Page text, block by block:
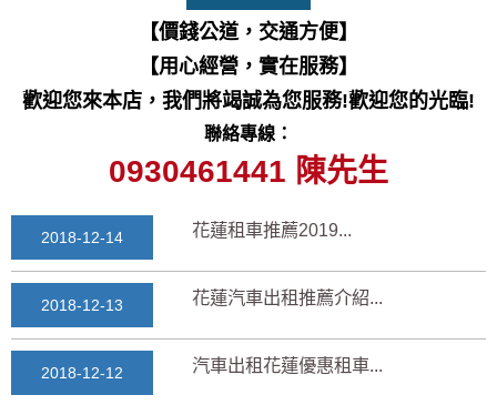
【價錢公道，交通方便】
【用心經營，實在服務】
歡迎您來本店，我們將竭誠為您服務!歡迎您的光臨!
聯絡專線：
0930461441 陳先生
三日遊景點行程規劃景...
2018-03-12 花蓮自由行自助行程
2025-11-17 通水管後排水變快？背...
2018-12-14 花蓮租車推薦2019...
2018-12-13 花蓮汽車出租推薦介紹...
2018-12-12 汽車出租花蓮優惠租車...